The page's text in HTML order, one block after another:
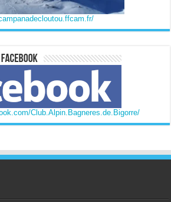
Club.Alpin.Bagneres.de.Bigorre/